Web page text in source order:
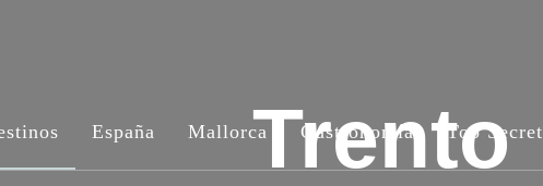
España Mallorca Gastronomía Top Secret
Trento